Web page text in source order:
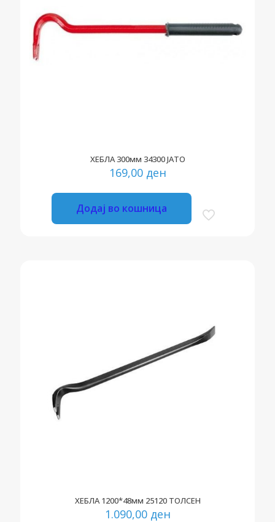
ХЕБЛА 300мм 34300 ЈАТО
169,00 ден
Додај во кошница
ХЕБЛА 1200*48мм 25120 ТОЛСЕН
1.090,00 ден